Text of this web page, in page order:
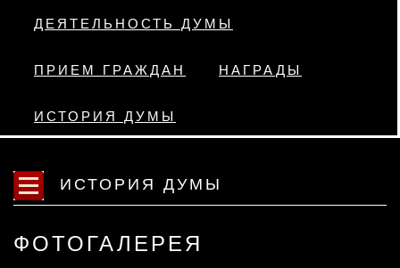
ДЕЯТЕЛЬНОСТЬ ДУМЫ
ПРИЕМ ГРАЖДАН НАГРАДЫ
ИСТОРИЯ ДУМЫ
ИСТОРИЯ ДУМЫ
ФОТОГАЛЕРЕЯ